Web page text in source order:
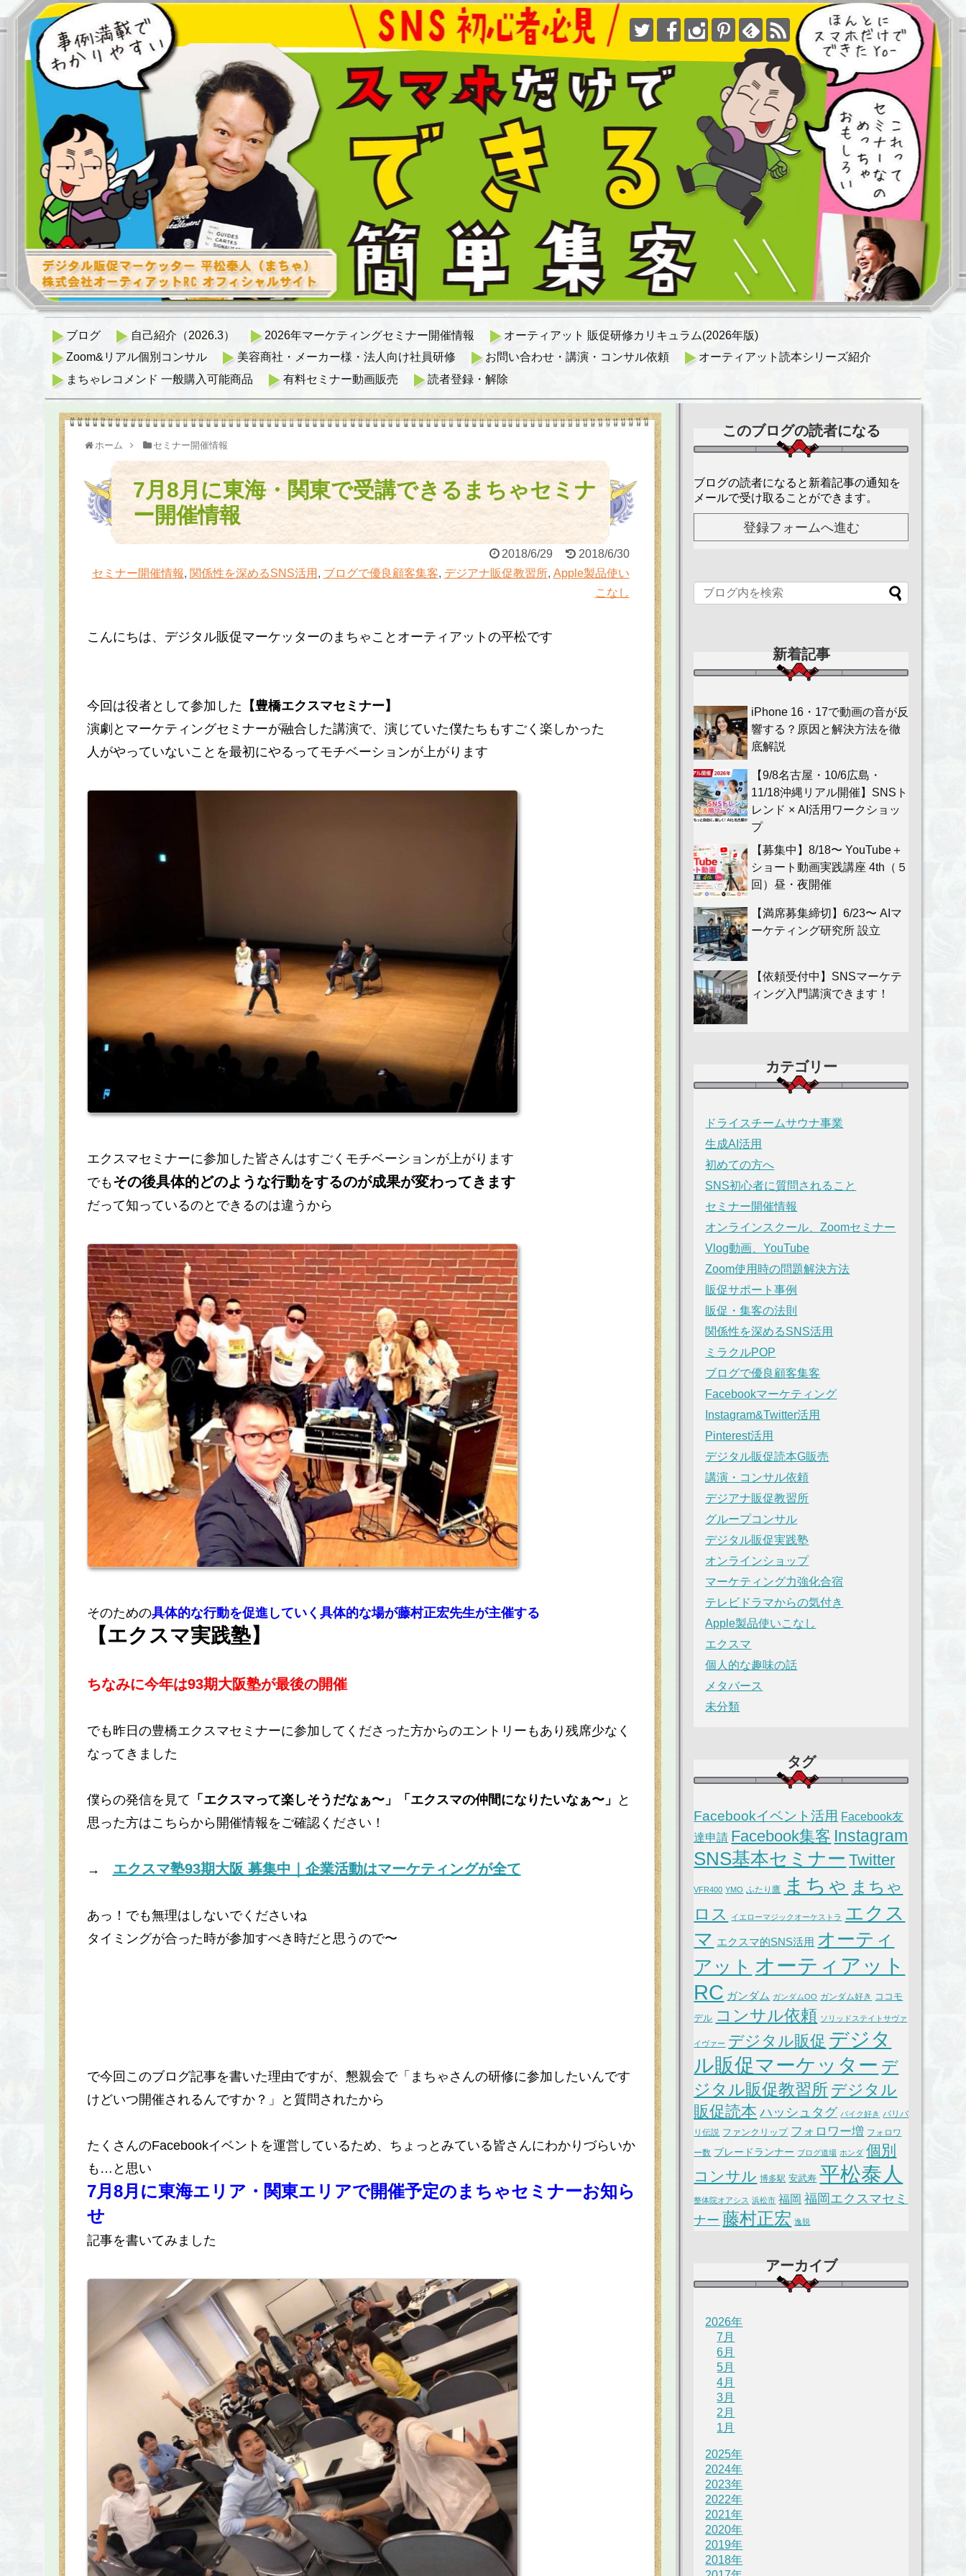
ブログ 自己紹介（2026.3） 2026年マーケティングセミナー開催情報
オーティアット 販促研修カリキュラム(2026年版)
Zoom&リアル個別コンサル
美容商社・メーカー様・法人向け社員研修 お問い合わせ・講演・コンサル依頼
オーティアット読本シリーズ紹介
まちゃレコメンド 一般購入可能商品
有料セミナー動画販売 読者登録・解除
ホーム セミナー開催情報
7月8月に東海・関東で受講できるまちゃセミナ
ー開催情報
2018/6/29
2018/6/30
セミナー開催情報, 関係性を深めるSNS活用 , ブログで優良顧客集客, デジアナ販促教習所, Apple製品使い
こなし
こんにちは、デジタル販促マーケッターのまちゃことオーティアットの平松です
今回は役者として参加した 【豊橋エクスマセミナー】
演劇とマーケティングセミナーが融合した講演で、演じていた僕たちもすごく楽しかった
人がやっていないことを最初にやるってモチベーションが上がります
エクスマセミナーに参加した皆さんはすごくモチベーションが上がります
でもその後具体的どのような行動をするのが成果が変わってきます
だって知っているのとできるのは違うから
そのための具体的な行動を促進していく具体的な場が藤村正宏先生が主催する
【エクスマ実践塾】
ちなみに今年は93期大阪塾が最後の開催
でも昨日の豊橋エクスマセミナーに参加してくださった方からのエントリーもあり残席少なく
なってきました
僕らの発信を見て 「エクスマって楽しそうだなぁ〜」「エクスマの仲間になりたいなぁ〜」
と
思った方はこちらから開催情報をご確認ください！
→ エクスマ塾93期大阪 募集中｜企業活動はマーケティングが全て
あっ！でも無理はしないでくださいね
タイミングが合った時が参加すべき時だと思うので〜
で今回このブログ記事を書いた理由ですが、懇親会で「まちゃさんの研修に参加したいんです
けどいつ開催されるんですか？」と質問されたから
たくさんのFacebookイベントを運営しているため、ちょっとみている皆さんにわかりづらいか
も…と思い
7月8月に東海エリア・関東エリアで開催予定のまちゃセミナーお知ら
せ
記事を書いてみました
このブログの読者になる
ブログの読者になると新着記事の通知を
メールで受け取ることができます。
新着記事
iPhone 16・17で動画の音が反
響する？原因と解決方法を徹
底解説
【9/8名古屋・10/6広島・
11/18沖縄リアル開催】SNSト
レンド × AI活用ワークショッ
プ
【募集中】8/18〜 YouTube＋
ショート動画実践講座 4th（５
回）昼・夜開催
【満席募集締切】6/23〜 AIマ
ーケティング研究所 設立
【依頼受付中】SNSマーケテ
ィング入門講演できます！
カテゴリー
ドライスチームサウナ事業
生成AI活用
初めての方へ
SNS初心者に質問されること
セミナー開催情報
オンラインスクール、Zoomセミナー
Vlog動画、YouTube
Zoom使用時の問題解決方法
販促サポート事例
販促・集客の法則
関係性を深めるSNS活用
ミラクルPOP
ブログで優良顧客集客
Facebookマーケティング
Instagram&Twitter活用
Pinterest活用
デジタル販促読本G販売
講演・コンサル依頼
デジアナ販促教習所
グループコンサル
デジタル販促実践塾
オンラインショップ
マーケティング力強化合宿
テレビドラマからの気付き
Apple製品使いこなし
エクスマ
個人的な趣味の話
メタバース
未分類
タグ
Facebookイベント活用 Facebook友
達申請 Facebook集客 Instagram
SNS基本セミナー Twitter
VFR400 YMO ふたり鷹 まちゃ まちゃ
ロス
イエローマジックオーケストラ
エクス
マ エクスマ的SNS活用 オーティ
アット オーティアット
RC ガンダム ガンダムOO ガンダム好き ココモ
デル コンサル依頼 ソリッドステイトサヴァ
イヴァー デジタル販促 デジタ
ル販促マーケッター デ
ジタル販促教習所 デジタル
販促読本 ハッシュタグ バイク好き バリバ
リ伝説 ファンクリップ フォロワー増 フォロワ
ー数 ブレードランナー ブログ道場 ホンダ 個別
コンサル 博多駅 安武寿 平松泰人
整体院オアシス 浜松市 福岡 福岡エクスマセミ
ナー 藤村正宏 逸脱
アーカイブ
2026年
7月
6月
5月
4月
3月
2月
1月
2025年
2024年
2023年
2022年
2021年
2020年
2019年
2018年